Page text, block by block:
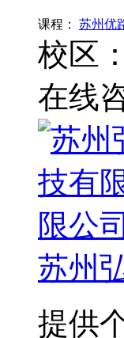
课程： 苏州优
校区：
在线
苏州
提供